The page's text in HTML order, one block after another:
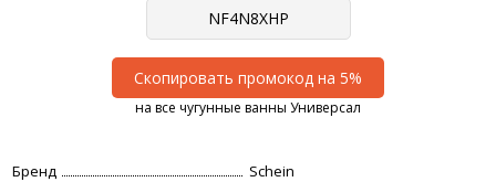
Скопировать промокод на 5%
на все чугунные ванны Универсал
Бренд
Schein